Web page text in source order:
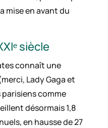
mise en avant du
siècle
connaît une
Lady Gaga et
comme
désormais 1,8
en hausse de 27